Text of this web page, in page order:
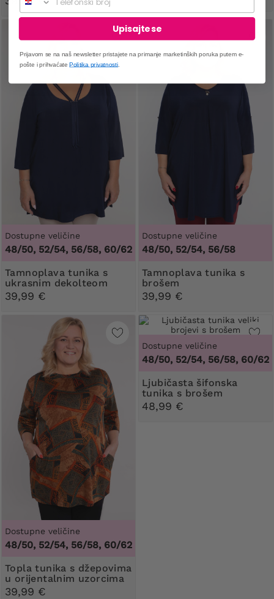
Dostupne veličine
48/50, 52/54, 56/58, 60/62
Tamnoplava tunika s
ukrasnim dekolteom
39,99 €
Dostupne veličine
48/50, 52/54, 56/58
Tamnoplava tunika s
brošem
39,99 €
Dostupne veličine
48/50, 52/54, 56/58, 60/62
Topla tunika s džepovima
u orijentalnim uzorcima
39,99 €
Dostupne veličine
48/50, 52/54, 56/58, 60/62
Ljubičasta šifonska
tunika s brošem
48,99 €
Upisajte se
Prijavom se na naš newsletter pristajete na primanje marketinških poruka putem e-
pošte i prihvaćatePolitika privatnosti